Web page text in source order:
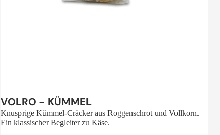
VOLRO - KÜMMEL
Knusprige Kümmel-Cräcker aus Roggenschrot und Vollkorn.
Ein klassischer Begleiter zu Käse.